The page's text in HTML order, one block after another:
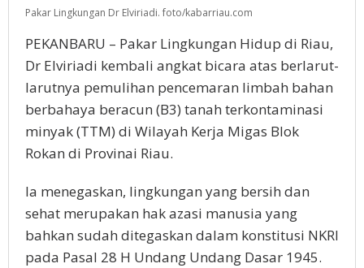
Pakar Lingkungan Dr Elviriadi. foto/kabarriau.com
PEKANBARU – Pakar Lingkungan Hidup di Riau,
Dr Elviriadi kembali angkat bicara atas berlarut-
larutnya pemulihan pencemaran limbah bahan
berbahaya beracun (B3) tanah terkontaminasi
minyak (TTM) di Wilayah Kerja Migas Blok
Rokan di Provinai Riau.
Ia menegaskan, lingkungan yang bersih dan
sehat merupakan hak azasi manusia yang
bahkan sudah ditegaskan dalam konstitusi NKRI
pada Pasal 28 H Undang Undang Dasar 1945.